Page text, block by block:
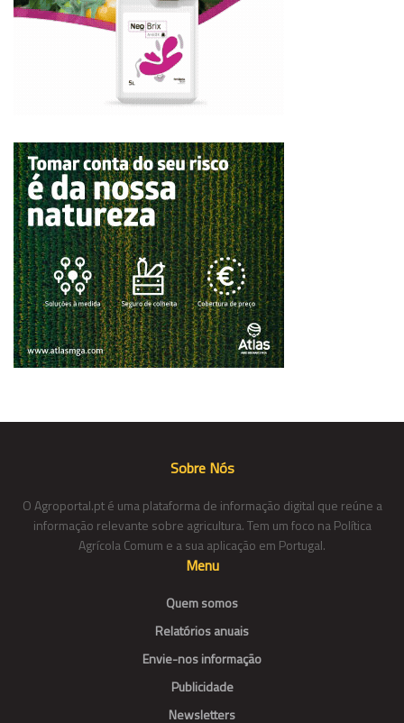
Sobre Nós
O Agroportal.pt é uma plataforma de informação digital que reúne a
informação relevante sobre agricultura. Tem um foco na Política
Agrícola Comum e a sua aplicação em Portugal.
Menu
Quem somos
Relatórios anuais
Envie-nos informação
Publicidade
Newsletters